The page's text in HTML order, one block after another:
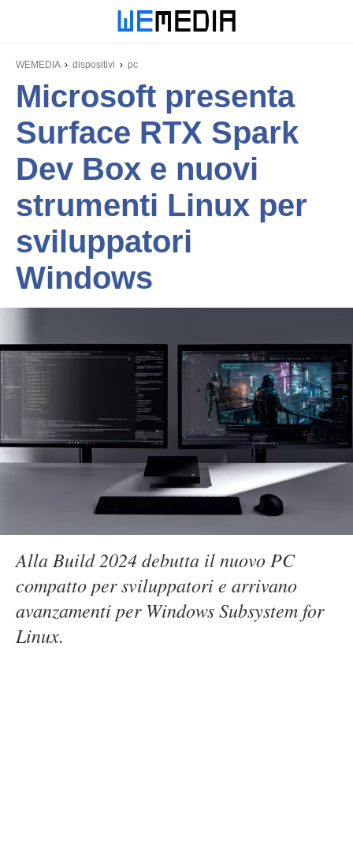
WEMEDIA dispositivi pc
Microsoft presenta
Surface RTX Spark
Dev Box e nuovi
strumenti Linux per
sviluppatori
Windows
Alla Build 2024 debutta il nuovo PC
compatto per sviluppatori e arrivano
avanzamenti per Windows Subsystem for
Linux.